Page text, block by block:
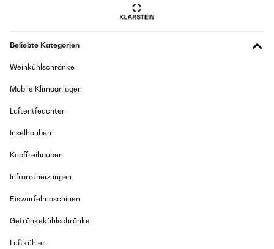
Beliebte Kategorien
Weinkühlschränke
Mobile Klimaanlagen
Luftentfeuchter
Inselhauben
Kopffreihauben
Infrarotheizungen
Eiswürfelmaschinen
Getränkekühlschränke
Luftkühler